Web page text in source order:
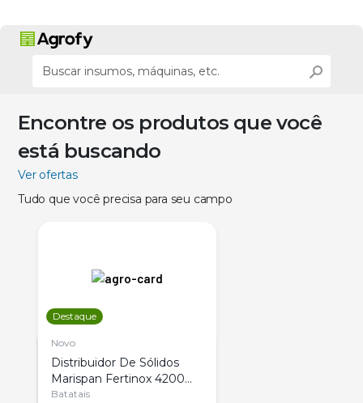
Encontre os produtos que você
está buscando
Ver ofertas
Tudo que você precisa para seu campo
Destaque
Novo
Distribuidor De Sólidos
Marispan Fertinox 4200
Citrus
Batatais